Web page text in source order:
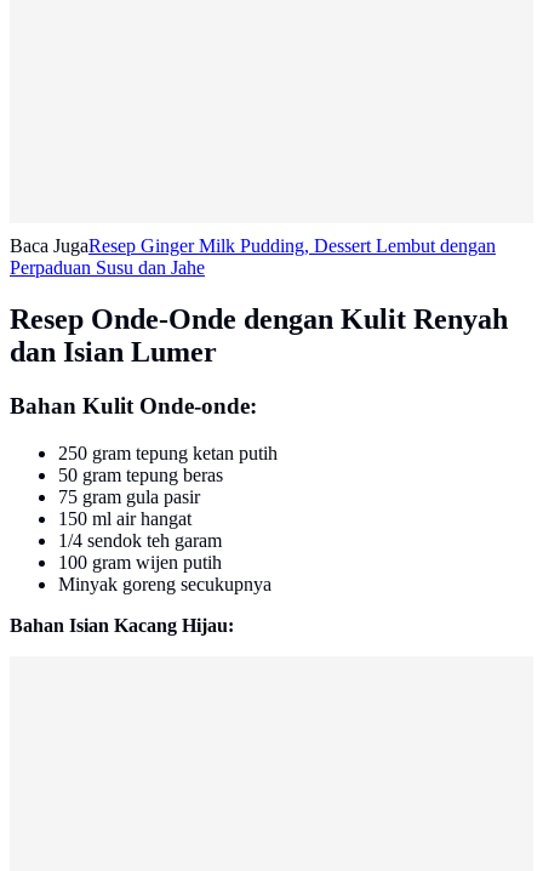
Baca JugaResep Ginger Milk Pudding, Dessert Lembut dengan
Perpaduan Susu dan Jahe
Resep Onde-Onde dengan Kulit Renyah
dan Isian Lumer
Bahan Kulit Onde-onde:
250 gram tepung ketan putih
50 gram tepung beras
75 gram gula pasir
150 ml air hangat
1/4 sendok teh garam
100 gram wijen putih
Minyak goreng secukupnya
Bahan Isian Kacang Hijau: